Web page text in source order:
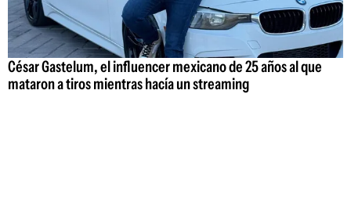
César Gastelum, el influencer mexicano de 25 años al que
mataron a tiros mientras hacía un streaming